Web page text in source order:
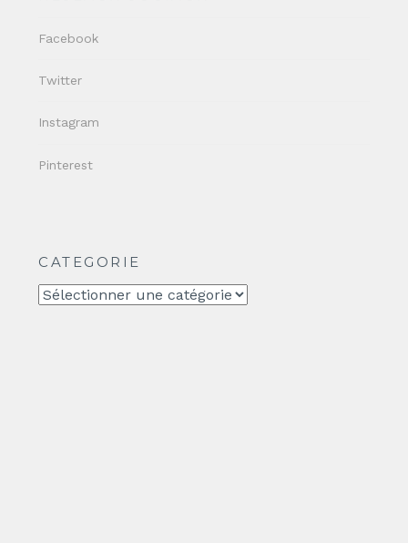
Facebook
Twitter
Instagram
Pinterest
CATEGORIE
CATEGORIE